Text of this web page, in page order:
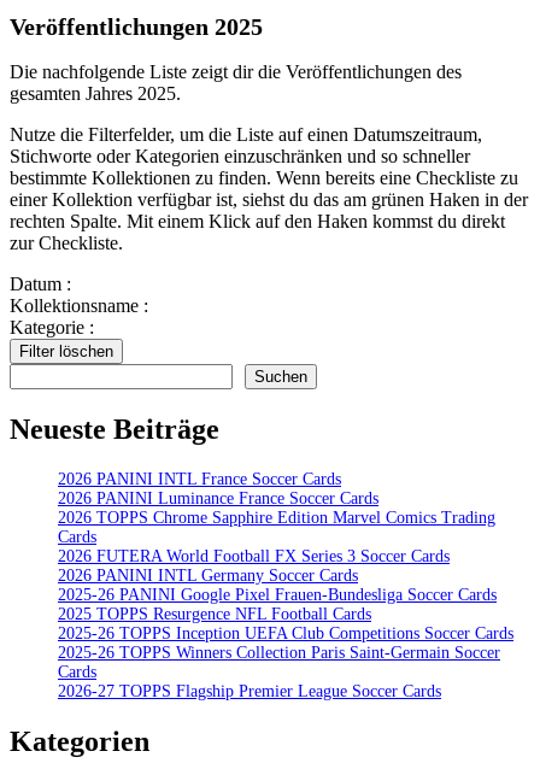
Veröffentlichungen 2025
Die nachfolgende Liste zeigt dir die Veröffentlichungen des
gesamten Jahres 2025.
Nutze die Filterfelder, um die Liste auf einen Datumszeitraum,
Stichworte oder Kategorien einzuschränken und so schneller
bestimmte Kollektionen zu finden. Wenn bereits eine Checkliste zu
einer Kollektion verfügbar ist, siehst du das am grünen Haken in der
rechten Spalte. Mit einem Klick auf den Haken kommst du direkt
zur Checkliste.
Datum :
Kollektionsname :
Kategorie :
Filter löschen
Suchen
Neueste Beiträge
2026 PANINI INTL France Soccer Cards
2026 PANINI Luminance France Soccer Cards
2026 TOPPS Chrome Sapphire Edition Marvel Comics Trading
Cards
2026 FUTERA World Football FX Series 3 Soccer Cards
2026 PANINI INTL Germany Soccer Cards
2025-26 PANINI Google Pixel Frauen-Bundesliga Soccer Cards
2025 TOPPS Resurgence NFL Football Cards
2025-26 TOPPS Inception UEFA Club Competitions Soccer Cards
2025-26 TOPPS Winners Collection Paris Saint-Germain Soccer
Cards
2026-27 TOPPS Flagship Premier League Soccer Cards
Kategorien